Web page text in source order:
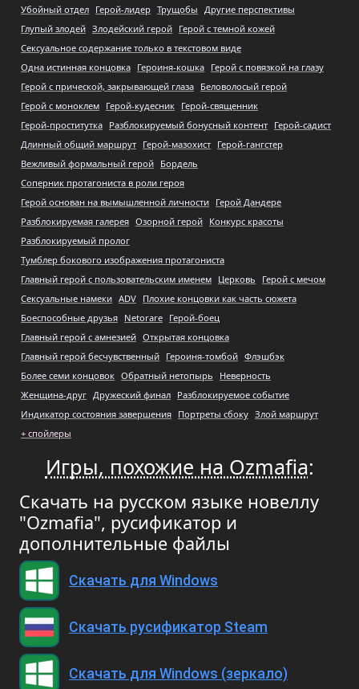
Убойный отдел Герой-лидер Трущобы Другие перспективы
Глупый злодей Злодейский герой Герой с темной кожей
Сексуальное содержание только в текстовом виде
Одна истинная концовка Героиня-кошка Герой с повязкой на глазу
Герой с прической, закрывающей глаза Беловолосый герой
Герой с моноклем Герой-кудесник Герой-священник
Герой-проститутка Разблокируемый бонусный контент Герой-садист
Длинный общий маршрут Герой-мазохист Герой-гангстер
Вежливый формальный герой Бордель
Соперник протагониста в роли героя
Герой основан на вымышленной личности Герой Дандере
Разблокируемая галерея Озорной герой Конкурс красоты
Разблокируемый пролог
Тумблер бокового изображения протагониста
Главный герой с пользовательским именем Церковь
Герой с мечом
Сексуальные намеки ADV Плохие концовки как часть сюжета
Боеспособные друзья Netorare Герой-боец
Главный герой с амнезией Открытая концовка
Главный герой бесчувственный Героиня-томбой Флэшбэк
Более семи концовок Обратный нетопырь
Неверность
Женщина-друг Дружеский финал Разблокируемое событие
Индикатор состояния завершения Портреты сбоку Злой маршрут
+ спойлеры
Игры, похожие на Ozmafia:
Скачать на русском языке новеллу
"Ozmafia", русификатор и
дополнительные файлы
Скачать для Windows
Скачать русификатор Steam
Скачать для Windows (зеркало)